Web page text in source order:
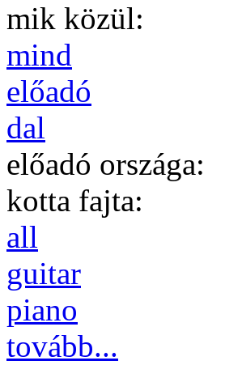
mik közül:
mind
előadó
dal
előadó országa:
kotta fajta:
all
guitar
piano
tovább...